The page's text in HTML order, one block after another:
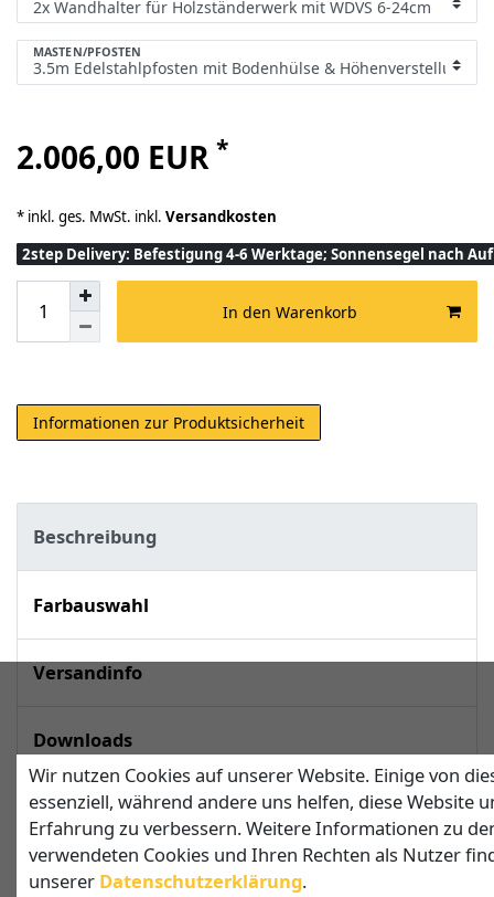
MASTEN/PFOSTEN
2.006,00 EUR *
* inkl. ges. MwSt. inkl. Versandkosten
2step Delivery: Befestigung 4-6 Werktage; Sonnensegel nach
In den Warenkorb
Informationen zur Produktsicherheit
Beschreibung
Farbauswahl
Versandinfo
Downloads
techn. Daten
Wir nutzen Cookies auf unserer Website. Einige von
essenziell, während andere uns helfen, diese Website
Erfahrung zu verbessern. Weitere Informationen zu
verwendeten Cookies und Ihren Rechten als Nutzer
unserer Daten­schutz­erklärung.